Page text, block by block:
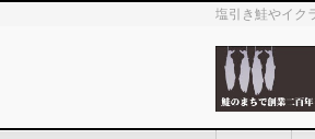
塩引き鮭やイク